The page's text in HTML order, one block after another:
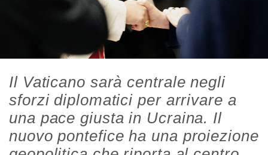
Il Vaticano sarà centrale negli
sforzi diplomatici per arrivare a
una pace giusta in Ucraina. Il
nuovo pontefice ha una proiezione